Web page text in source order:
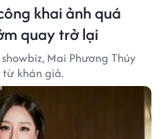
khai ảnh quá
quay trở lại
Mai Phương Thúy
khán giả.